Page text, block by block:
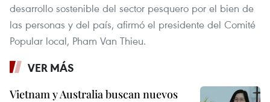
desarrollo sostenible del sector pesquero por el bien de
las personas y del país, afirmó el presidente del Comité
Popular local, Pham Van Thieu.
VER MÁS
Vietnam y Australia buscan nuevos